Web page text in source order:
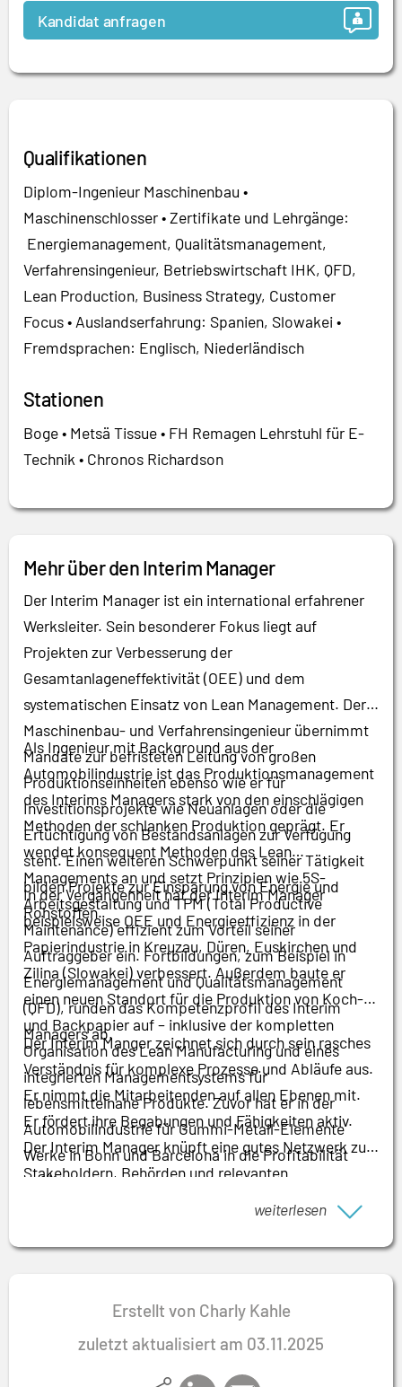
Kandidat anfragen
Qualifikationen
Diplom-Ingenieur Maschinenbau •
Maschinenschlosser • Zertifikate und Lehrgänge:
Energiemanagement, Qualitätsmanagement,
Verfahrensingenieur, Betriebswirtschaft IHK, QFD,
Lean Production, Business Strategy, Customer
Focus • Auslandserfahrung: Spanien, Slowakei •
Fremdsprachen: Englisch, Niederländisch
Stationen
Boge • Metsä Tissue • FH Remagen Lehrstuhl für E-
Technik • Chronos Richardson
Mehr über den Interim Manager
Der Interim Manager ist ein international erfahrener
Werksleiter. Sein besonderer Fokus liegt auf
Projekten zur Verbesserung der
Gesamtanlageneffektivität (OEE) und dem
systematischen Einsatz von Lean Management. Der
Maschinenbau- und Verfahrensingenieur übernimmt
Mandate zur befristeten Leitung von großen
Produktionseinheiten ebenso wie er für
Investitionsprojekte wie Neuanlagen oder die
Ertüchtigung von Bestandsanlagen zur Verfügung
steht. Einen weiteren Schwerpunkt seiner Tätigkeit
bilden Projekte zur Einsparung von Energie und
Rohstoffen.
Als Ingenieur mit Background aus der
Automobilindustrie ist das Produktionsmanagement
des Interims Managers stark von den einschlägigen
Methoden der schlanken Produktion geprägt. Er
wendet konsequent Methoden des Lean
Managements an und setzt Prinzipien wie 5S-
Arbeitsgestaltung und TPM (Total Productive
Maintenance) effizient zum Vorteil seiner
Auftraggeber ein. Fortbildungen, zum Beispiel in
Energiemanagement und Qualitätsmanagement
(QFD), runden das Kompetenzprofil des Interim
Managers ab.
In der Vergangenheit hat der Interim Manager
beispielsweise OEE und Energieeffizienz in der
Papierindustrie in Kreuzau, Düren, Euskirchen und
Zilina (Slowakei) verbessert. Außerdem baute er
einen neuen Standort für die Produktion von Koch-
und Backpapier auf – inklusive der kompletten
Organisation des Lean Manufacturing und eines
integrierten Managementsystems für
lebensmittelnahe Produkte. Zuvor hat er in der
Automobilindustrie für Gummi-Metall-Elemente
Werke in Bonn und Barcelona in die Profitabilität
geführt.
Der Interim Manger zeichnet sich durch sein rasches
Verständnis für komplexe Prozesse und Abläufe aus.
Er nimmt die Mitarbeitenden auf allen Ebenen mit.
Er fördert ihre Begabungen und Fähigkeiten aktiv.
Der Interim Manager knüpft eine gutes Netzwerk zu
Stakeholdern, Behörden und relevanten
weiterlesen
Erstellt von Charly Kahle
zuletzt aktualisiert am 03.11.2025